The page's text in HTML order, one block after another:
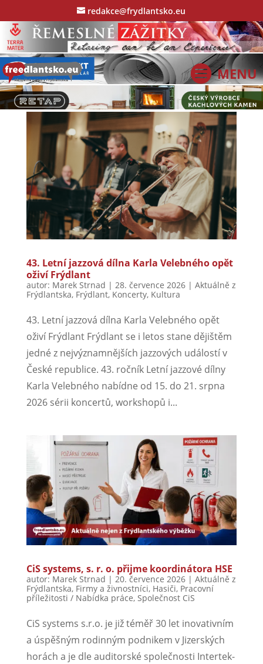
redakce@frydlantsko.eu
43. Letní jazzová dílna Karla Velebného opět
oživí Frýdlant
autor: Marek Strnad | 28. července 2026| Aktuálně z
Frýdlantska, Frýdlant, Koncerty, Kultura
43. Letní jazzová dílna Karla Velebného opět
oživí Frýdlant Frýdlant se i letos stane dějištěm
jedné z nejvýznamnějších jazzových událostí v
České republice. 43. ročník Letní jazzové dílny
Karla Velebného nabídne od 15. do 21. srpna
2026 sérii koncertů, workshopů i...
CiS systems, s. r. o. přijme koordinátora HSE
autor: Marek Strnad | 20. července 2026| Aktuálně z
Frýdlantska, Firmy a živnostníci, Hasiči, Pracovní
příležitosti / Nabídka práce, Společnost CiS
CiS systems s.r.o. je již téměř 30 let inovativním
a úspěšným rodinným podnikem v Jizerských
horách a je dle auditorské společnosti Intertek-